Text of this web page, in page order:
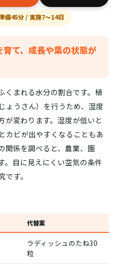
備45分 / 実施7〜14日
て、成長や葉の状態が
くまれる水分の割合です。植
ょうさん）を行うため、湿度
が変わります。湿度が低いと
カビが出やすくなることもあ
関係を調べると、農業、園
。目に見えにくい空気の条件
す。
代替案
ラディッシュのたね30
粒